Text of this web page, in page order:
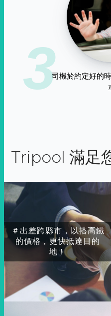
3司機於約定好的
Tripool 滿足
＃出差跨縣市，以搭高鐵
的價格，更快抵達目的
地！